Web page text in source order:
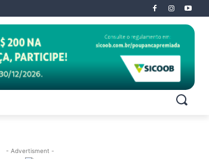
- Advertisment -